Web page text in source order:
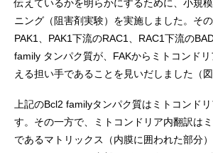
伝えているかを明らかにするために、小規
ニング（阻害剤実験）を実施しました。そ
PAK1、PAK1下流のRAC1、RAC1下流の
family タンパク質が、FAKからミトコンド
える担い手であることを見いだしました（図
上記のBcl2 familyタンパク質はミトコンド
す。その一方で、ミトコンドリア内翻訳は
であるマトリックス（内膜に囲われた部分